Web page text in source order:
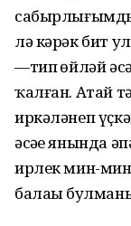
лә кәрәк бит
—тип һөйләй
ҡалған. Атай
иркәләнеп
әсәһе янында
ирлек мин-
балаһы